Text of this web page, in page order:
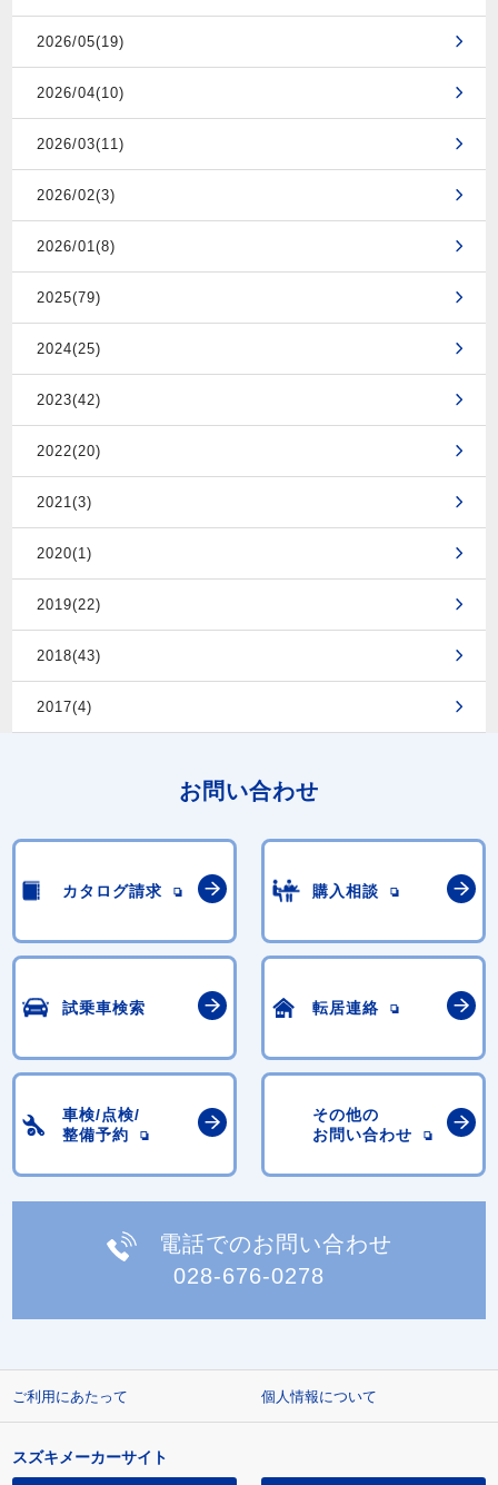
2026/05(19)
2026/04(10)
2026/03(11)
2026/02(3)
2026/01(8)
2025(79)
2024(25)
2023(42)
2022(20)
2021(3)
2020(1)
2019(22)
2018(43)
2017(4)
お問い合わせ
カタログ請求 購入相談
試乗車検索 転居連絡
車検/点検/
整備予約
その他の
お問い合わせ
電話でのお問い合わせ
028-676-0278
ご利用にあたって 個人情報について
スズキメーカーサイト